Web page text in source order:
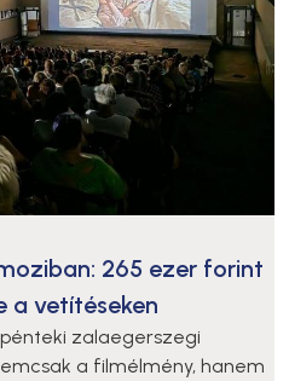
265 ezer forint
a vetítéseken
zalaegerszegi
a filmélmény, hanem